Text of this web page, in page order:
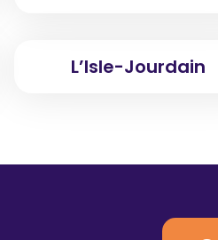
L’Isle-Jourdain